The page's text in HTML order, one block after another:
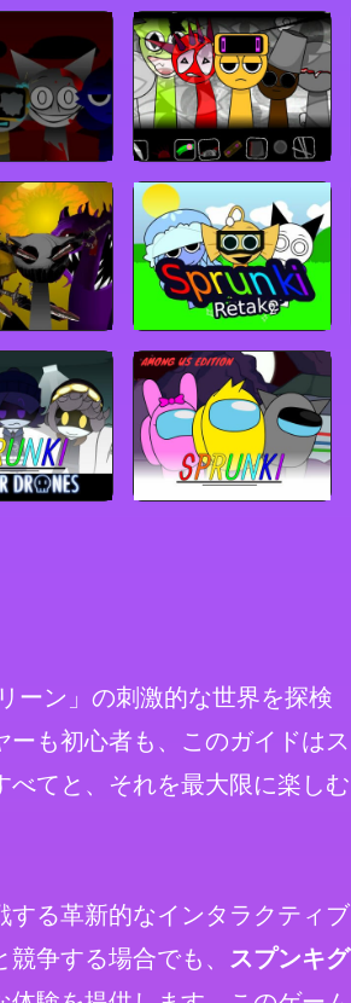
ーン」の刺激的な世界を探検
も初心者も、このガイドはス
てと、それを最大限に楽しむ
する革新的なインタラクティブ
争する場合でも、 スプンキグ